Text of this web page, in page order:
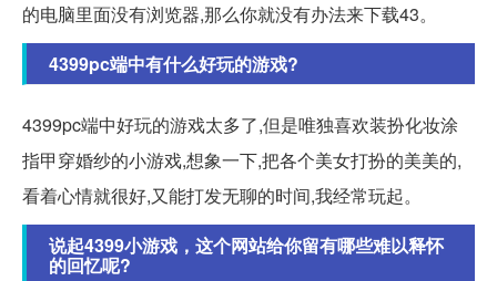
的电脑里面没有浏览器,那么你就没有办法来下载43。
4399pc端中有什么好玩的游戏?
4399pc端中好玩的游戏太多了,但是唯独喜欢装扮化妆涂
指甲穿婚纱的小游戏,想象一下,把各个美女打扮的美美的,
看着心情就很好,又能打发无聊的时间,我经常玩起。
说起4399小游戏，这个网站给你留有哪些难以释怀
的回忆呢?